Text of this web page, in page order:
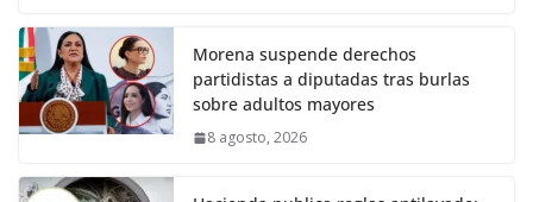
Morena suspende derechos
partidistas a diputadas tras burlas
sobre adultos mayores
8 agosto, 2026